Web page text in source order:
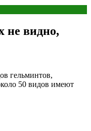
не видно,
гельминтов,
50 видов имеют